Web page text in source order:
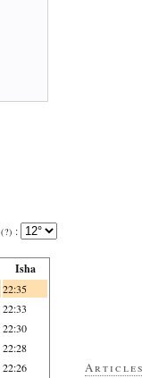
(?) :
Isha
22:35
22:33
22:30
22:28
22:26